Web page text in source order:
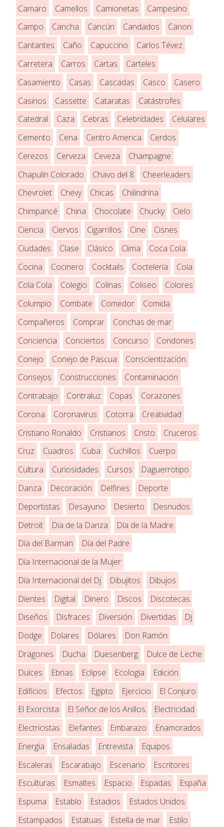
Camaro Camellos Camionetas
Campesino
Campo
Cancha Cancún Candados
Canon
Cantantes
Caño Capuccino
Carlos Tévez
Carretera
Carros Cartas
Carteles
Casamiento
Casas Cascadas Casco
Casero
Casinos
Cassette Cataratas
Catástrofes
Catedral
Caza Cebras Celebridades
Celulares
Cemento
Cena Centro America
Cerdos
Cerezos
Cerveza Ceveza
Champagne
Chapulín Colorado
Chavo del 8
Cheerleaders
Chevrolet
Chevy Chicas
Chilindrina
Chimpancé
China Chocolate Chucky
Cielo
Ciencia
Ciervos Cigarrillos Cine
Cisnes
Ciudades
Clase Clásico Clima
Coca Cola
Cocina
Cocinero Cocktails Coctelería
Cola
Cola Cola
Colegio Colinas Coliseo
Colores
Columpio
Combate Comedor
Comida
Compañeros
Comprar
Conchas de mar
Conciencia
Conciertos Concurso
Condones
Conejo
Conejo de Pascua
Conscientización
Consejos
Construcciones
Contaminación
Contrabajo
Contraluz Copas
Corazones
Corona
Coronavirus Cotorra
Creatividad
Cristiano Ronaldo
Cristianos Cristo
Cruceros
Cruz
Cuadros Cuba Cuchillos
Cuerpo
Cultura
Curiosidades Cursos
Daguerrotipo
Danza
Decoración Delfines
Deporte
Deportistas
Desayuno Desierto
Desnudos
Detroit
Día de la Danza
Día de la Madre
Día del Barman
Día del Padre
Día Internacional de la Mujer
Día Internacional del Dj
Dibujitos
Dibujos
Dientes
Digital Dinero Discos
Discotecas
Diseños
Disfraces Diversión Divertidas
Dj
Dodge
Dolares Dólares
Don Ramón
Dragones
Ducha Duesenberg
Dulce de Leche
Dulces
Ebrias Eclipse Ecología
Edición
Edificios
Efectos Egipto Ejercicio
El Conjuro
El Exorcista
El Señor de los Anillos
Electricidad
Electricistas
Elefantes Embarazo
Enamorados
Energia
Ensaladas Entrevista
Equipos
Escaleras
Escarabajo Escenario
Escritores
Esculturas
Esmaltes Espacio Espadas
España
Espuma
Establo Estadios
Estados Unidos
Estampados
Estatuas Estella de mar
Estilo